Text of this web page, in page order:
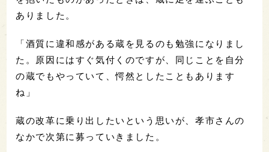
ありました。
「酒質に違和感がある蔵を見るのも勉強になりまし
た。原因にはすぐ気付くのですが、同じことを自分
の蔵でもやっていて、愕然としたこともあります
ね」
蔵の改革に乗り出したいという思いが、孝市さんの
なかで次第に募っていきました。